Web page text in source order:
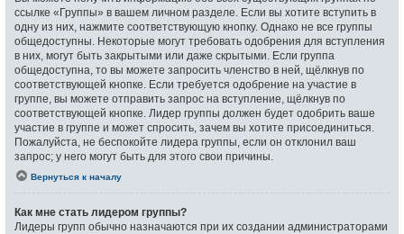
ссылке «Группы» в вашем личном разделе. Если вы хотите вступить в
одну из них, нажмите соответствующую кнопку. Однако не все группы
общедоступны. Некоторые могут требовать одобрения для вступления
в них, могут быть закрытыми или даже скрытыми. Если группа
общедоступна, то вы можете запросить членство в ней, щёлкнув по
соответствующей кнопке. Если требуется одобрение на участие в
группе, вы можете отправить запрос на вступление, щёлкнув по
соответствующей кнопке. Лидер группы должен будет одобрить ваше
участие в группе и может спросить, зачем вы хотите присоединиться.
Пожалуйста, не беспокойте лидера группы, если он отклонил ваш
запрос; у него могут быть для этого свои причины.
Вернуться к началу
Как мне стать лидером группы?
Лидеры групп обычно назначаются при их создании администраторами